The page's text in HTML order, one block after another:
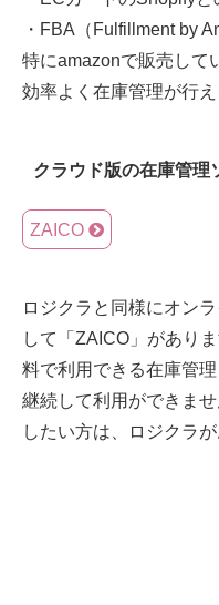
・FBA（Fulfillment by
特にamazonで販売して
効率よく在庫管理が行え
クラウド版の在庫管理
ZAICO
ロジクラと同様にオン
して「ZAICO」があり
料で利用できる在庫管理
継続して利用ができま
したい方は、ロジクラが